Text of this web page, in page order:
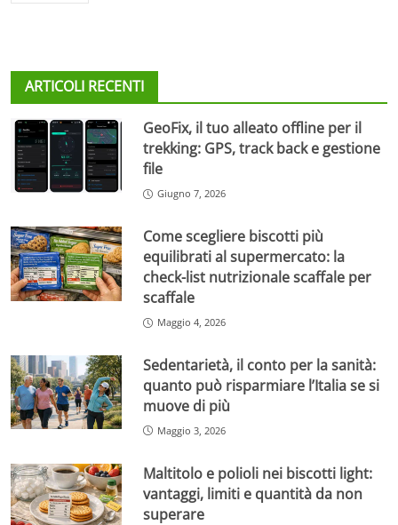
ARTICOLI RECENTI
GeoFix, il tuo alleato offline per il
trekking: GPS, track back e gestione
file
Giugno 7, 2026
Come scegliere biscotti più
equilibrati al supermercato: la
check-list nutrizionale scaffale per
scaffale
Maggio 4, 2026
Sedentarietà, il conto per la sanità:
quanto può risparmiare l’Italia se si
muove di più
Maggio 3, 2026
Maltitolo e polioli nei biscotti light:
vantaggi, limiti e quantità da non
superare